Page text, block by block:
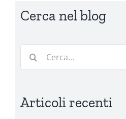
Cerca nel blog
Cerca
Articoli recenti